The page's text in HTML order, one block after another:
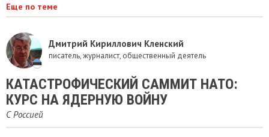
Еще по теме
Дмитрий Кириллович Кленский
писатель, журналист, общественный деятель
КАТАСТРОФИЧЕСКИЙ САММИТ НАТО:
КУРС НА ЯДЕРНУЮ ВОЙНУ
С Россией